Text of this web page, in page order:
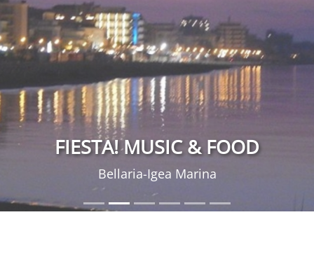
FIESTA! MUSIC & FOOD
Bellaria-Igea Marina